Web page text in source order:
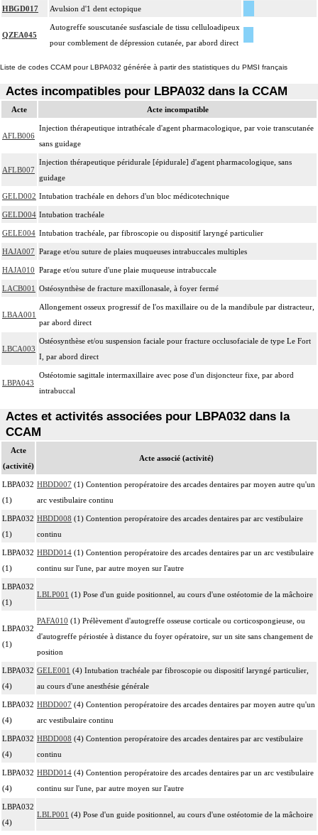
HBGD017 Avulsion d'1 dent ectopique
QZEA045
Autogreffe souscutanée susfasciale de tissu celluloadipeux
pour comblement de dépression cutanée, par abord direct
Liste de codes CCAM pour LBPA032 générée à partir des statistiques du PMSI français
Actes incompatibles pour LBPA032 dans la CCAM
Acte Acte incompatible
AFLB006
Injection thérapeutique intrathécale d'agent pharmacologique, par voie transcutanée
sans guidage
AFLB007
Injection thérapeutique péridurale [épidurale] d'agent pharmacologique, sans
guidage
GELD002 Intubation trachéale en dehors d'un bloc médicotechnique
GELD004 Intubation trachéale
GELE004 Intubation trachéale, par fibroscopie ou dispositif laryngé particulier
HAJA007 Parage et/ou suture de plaies muqueuses intrabuccales multiples
HAJA010 Parage et/ou suture d'une plaie muqueuse intrabuccale
LACB001 Ostéosynthèse de fracture maxillonasale, à foyer fermé
LBAA001
Allongement osseux progressif de l'os maxillaire ou de la mandibule par distracteur,
par abord direct
LBCA003
Ostéosynthèse et/ou suspension faciale pour fracture occlusofaciale de type Le Fort
I, par abord direct
LBPA043
Ostéotomie sagittale intermaxillaire avec pose d'un disjoncteur fixe, par abord
intrabuccal
Actes et activités associées pour LBPA032 dans la
CCAM
Acte
(activité)
Acte associé (activité)
LBPA032
(1)
HBDD007 (1) Contention peropératoire des arcades dentaires par moyen autre qu'un
arc vestibulaire continu
LBPA032
(1)
HBDD008 (1) Contention peropératoire des arcades dentaires par arc vestibulaire
continu
LBPA032
(1)
HBDD014 (1) Contention peropératoire des arcades dentaires par un arc vestibulaire
continu sur l'une, par autre moyen sur l'autre
LBPA032
(1)
LBLP001 (1) Pose d'un guide positionnel, au cours d'une ostéotomie de la mâchoire
LBPA032
(1)
PAFA010 (1) Prélèvement d'autogreffe osseuse corticale ou corticospongieuse, ou
d'autogreffe périostée à distance du foyer opératoire, sur un site sans changement de
position
LBPA032
(4)
GELE001 (4) Intubation trachéale par fibroscopie ou dispositif laryngé particulier,
au cours d'une anesthésie générale
LBPA032
(4)
HBDD007 (4) Contention peropératoire des arcades dentaires par moyen autre qu'un
arc vestibulaire continu
LBPA032
(4)
HBDD008 (4) Contention peropératoire des arcades dentaires par arc vestibulaire
continu
LBPA032
(4)
HBDD014 (4) Contention peropératoire des arcades dentaires par un arc vestibulaire
continu sur l'une, par autre moyen sur l'autre
LBPA032
(4)
LBLP001 (4) Pose d'un guide positionnel, au cours d'une ostéotomie de la mâchoire